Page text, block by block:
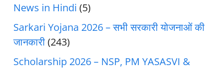
News in Hindi (5)
Sarkari Yojana 2026 – सभी सरकारी योजनाओं की
जानकारी(243)
Scholarship 2026 – NSP, PM YASASVI &